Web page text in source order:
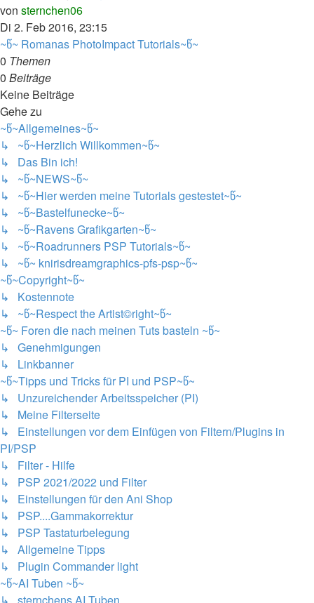
von sternchen06Neuester
Beitrag
Di 2. Feb 2016, 23:15
~წ~ Romanas PhotoImpact Tutorials~წ~
0 Themen
0 Beiträge
Keine Beiträge
Gehe zu
~წ~Allgemeines~წ~
↳ ~წ~Herzlich Willkommen~წ~
↳ Das Bin ich!
↳ ~წ~NEWS~წ~
↳ ~წ~Hier werden meine Tutorials gestestet~წ~
↳ ~წ~Bastelfunecke~წ~
↳ ~წ~Ravens Grafikgarten~წ~
↳ ~წ~Roadrunners PSP Tutorials~წ~
↳ ~წ~ knirisdreamgraphics-pfs-psp~წ~
~წ~Copyright~წ~
↳ Kostennote
↳ ~წ~Respect the Artist©right~წ~
~წ~ Foren die nach meinen Tuts basteln ~წ~
↳ Genehmigungen
↳ Linkbanner
~წ~Tipps und Tricks für PI und PSP~წ~
↳ Unzureichender Arbeitsspeicher (PI)
↳ Meine Filterseite
↳ Einstellungen vor dem Einfügen von Filtern/Plugins in
PI/PSP
↳ Filter - Hilfe
↳ PSP 2021/2022 und Filter
↳ Einstellungen für den Ani Shop
↳ PSP....Gammakorrektur
↳ PSP Tastaturbelegung
↳ Allgemeine Tipps
↳ Plugin Commander light
~წ~AI Tuben ~წ~